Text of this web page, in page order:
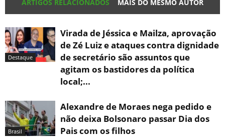
ARTIGOS RELACIONADOS MAIS DO MESMO AUTOR
Destaque
Virada de Jéssica e Mailza, aprovação
de Zé Luiz e ataques contra dignidade
de secretário são assuntos que
agitam os bastidores da política
local;...
Brasil
Alexandre de Moraes nega pedido e
não deixa Bolsonaro passar Dia dos
Pais com os filhos